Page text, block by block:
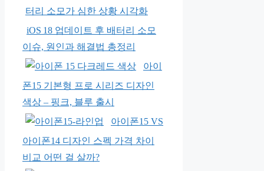
iOS 18 업데이트 후 배터리 소모
이슈, 원인과 해결법 총정리
아이
폰15 기본형 프로 시리즈 디자인
색상 – 핑크, 블루 출시
아이폰15 VS
아이폰14 디자인 스펙 가격 차이
비교 어떤 걸 살까?